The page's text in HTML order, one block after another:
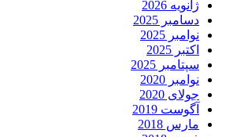
ژانویه 2026
دسامبر 2025
نوامبر 2025
اکتبر 2025
سپتامبر 2025
نوامبر 2020
جولای 2020
آگوست 2019
مارس 2018